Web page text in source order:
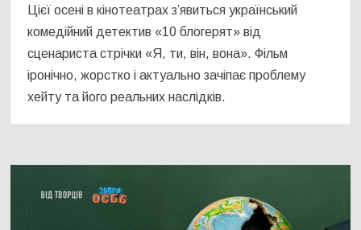
Цієї осені в кінотеатрах з’явиться український
комедійний детектив «10 блогерят» від
сценариста стрічки «Я, ти, він, вона». Фільм
іронічно, жорстко і актуально зачіпає проблему
хейту та його реальних наслідків.